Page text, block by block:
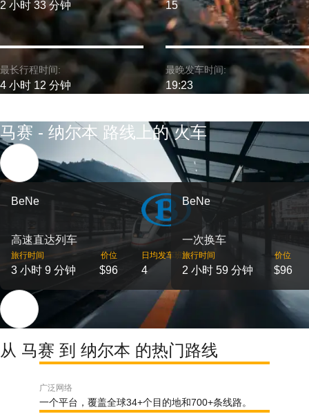
2 小时 33 分钟
最长行程时间:
4 小时 12 分钟
15
最晚发车时间:
19:23
马赛 - 纳尔本 路线上的 火车
BeNe
高速直达列车
旅行时间
3 小时 9 分钟
价位
$96
日均发车班次
4
BeNe
一次换车
旅行时间
2 小时 59 分钟
价位
$96
从 马赛 到 纳尔本 的热门路线
广泛网络
一个平台，覆盖全球34+个目的地和700+条线路。